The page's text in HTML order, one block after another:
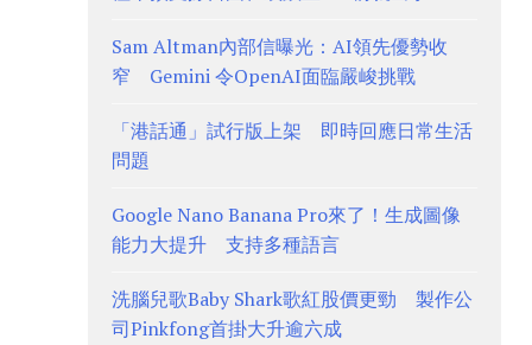
Sam Altman內部信曝光：AI領先優勢收
窄 Gemini 令OpenAI面臨嚴峻挑戰
「港話通」試行版上架 即時回應日常生活
問題
Google Nano Banana Pro來了！生成圖像
能力大提升 支持多種語言
洗腦兒歌Baby Shark歌紅股價更勁 製作公
司Pinkfong首掛大升逾六成